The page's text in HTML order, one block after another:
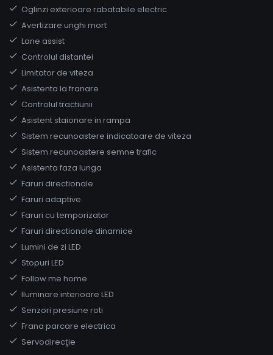
Oglinzi exterioare rabatabile electric
Avertizare unghi mort
Lane assist
Controlul distantei
Limitator de viteza
Asistenta la franare
Controlul tractiunii
Asistent staionare in rampa
Sistem recunoastere indicatoare de viteza
Sistem recunoastere semne trafic
Asistenta faza lunga
Faruri directionale
Faruri adaptive
Faruri cu temporizator
Faruri directionale dinamice
Lumini de zi LED
Stopuri LED
Follow me home
Iluminare interioare LED
Senzori presiune roti
Frana parcare electrica
Servodirecţie